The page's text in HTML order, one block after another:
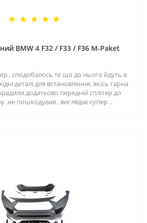
BMW 4 F32 / F33 / F36 M-Paket
, сподобалось те що до нього йдуть в
деталі для встановлення, якісь гарна
додатково передній сплітер до
,не пошкодував , виглядає супер ..